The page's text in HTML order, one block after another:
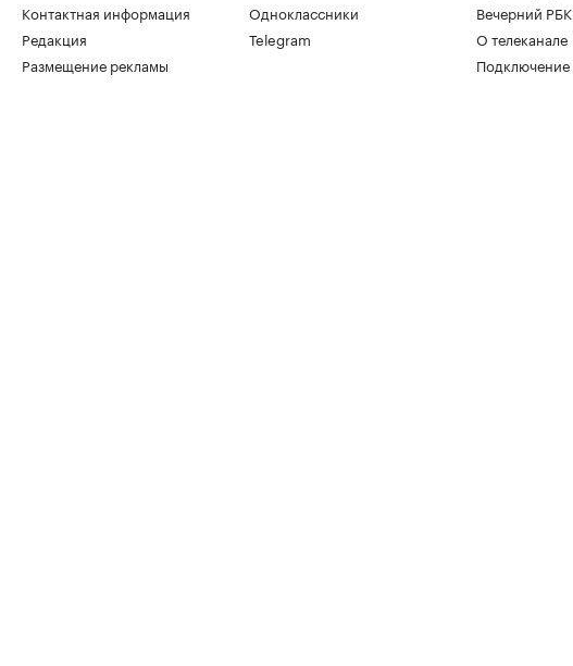
Контактная информация
Редакция
Размещение рекламы
Одноклассники
Telegram
Вечерний РБК
О телеканале
Подключение